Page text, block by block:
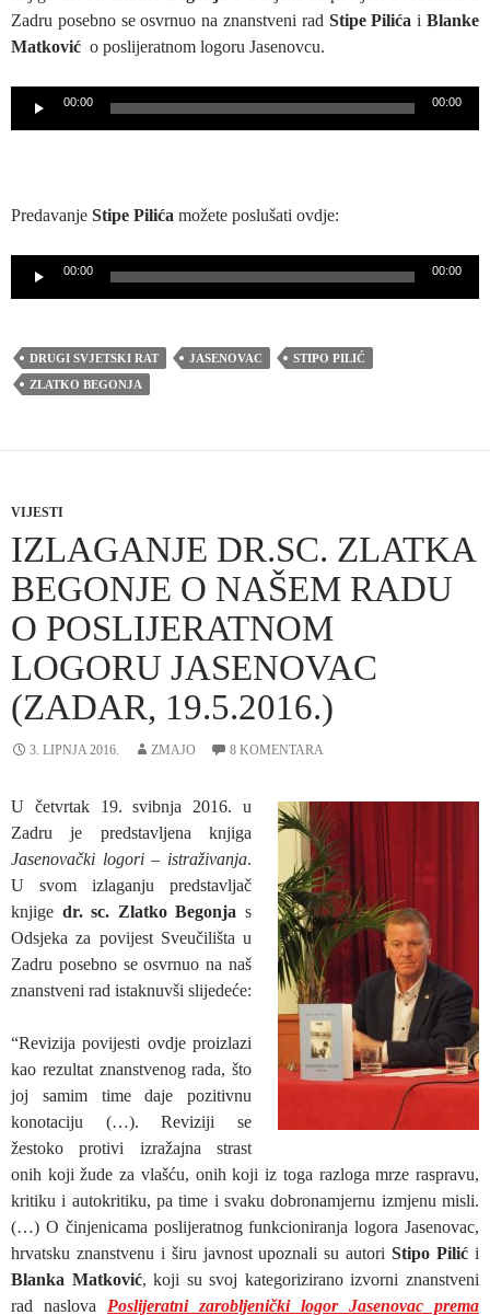
Zadru posebno se osvrnuo na znanstveni rad Stipe Pilića iBlanke
Matković o poslijeratnom logoru Jasenovcu.
Reproduktor
00:00 00:00
Predavanje Stipe Pilića možete poslušati ovdje:
Reproduktor
00:00 00:00
DRUGI SVJETSKI RAT JASENOVAC
STIPO PILIĆ
ZLATKO BEGONJA
VIJESTI
IZLAGANJE DR.SC. ZLATKA
BEGONJE O NAŠEM RADU
O POSLIJERATNOM
LOGORU JASENOVAC
(ZADAR, 19.5.2016.)
3. LIPNJA 2016. ZMAJO 8 KOMENTARA
U četvrtak 19. svibnja 2016. u
Zadru je predstavljena knjiga
Jasenovački logori – istraživanja.
U svom izlaganju predstavljač
knjige dr. sc. Zlatko Begonja s
Odsjeka za povijest Sveučilišta u
Zadru posebno se osvrnuo na naš
znanstveni rad istaknuvši slijedeće:
“Revizija povijesti ovdje proizlazi
kao rezultat znanstvenog rada, što
joj samim time daje pozitivnu
konotaciju (…). Reviziji se
žestoko protivi izražajna strast
onih koji žude za vlašću, onih koji iz toga razloga mrze raspravu,
kritiku i autokritiku, pa time i svaku dobronamjernu izmjenu misli.
(…) O činjenicama poslijeratnog funkcioniranja logora Jasenovac,
hrvatsku znanstvenu i širu javnost upoznali su autoriStipo Pilić i
Blanka Matković, koji su svoj kategorizirano izvorni znanstveni
rad naslova Poslijeratni zarobljenički logor Jasenovac prema